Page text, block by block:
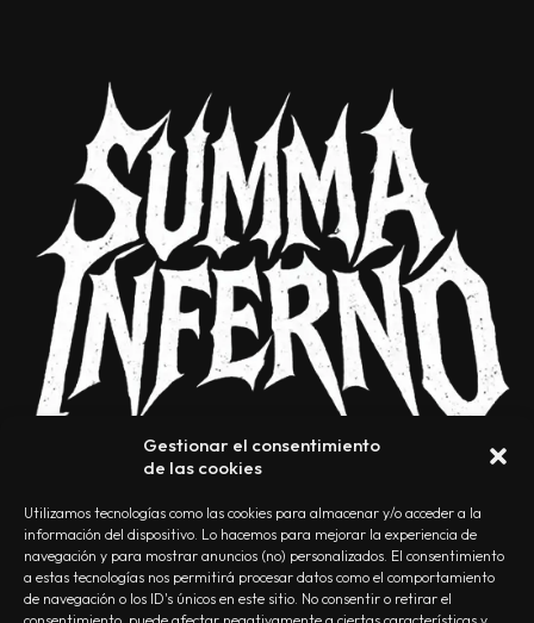
Gestionar el consentimiento
de las cookies
Utilizamos tecnologías como las cookies para almacenar y/o acceder a la
información del dispositivo. Lo hacemos para mejorar la experiencia de
navegación y para mostrar anuncios (no) personalizados. El consentimiento
a estas tecnologías nos permitirá procesar datos como el comportamiento
de navegación o los ID's únicos en este sitio. No consentir o retirar el
NOSOTROS CONTACTO EDITORIAL POLÍTICA DE PRIVACIDAD